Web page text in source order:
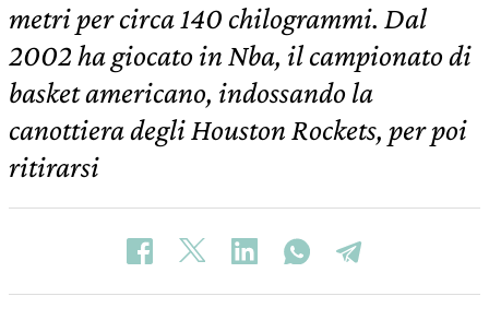
metri per circa 140 chilogrammi. Dal
2002 ha giocato in Nba, il campionato di
basket americano, indossando la
canottiera degli Houston Rockets, per poi
ritirarsi